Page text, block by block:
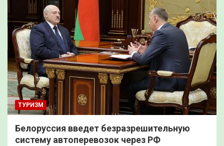
ТУРИЗМ
Белоруссия введет безразрешительную
систему автоперевозок через РФ